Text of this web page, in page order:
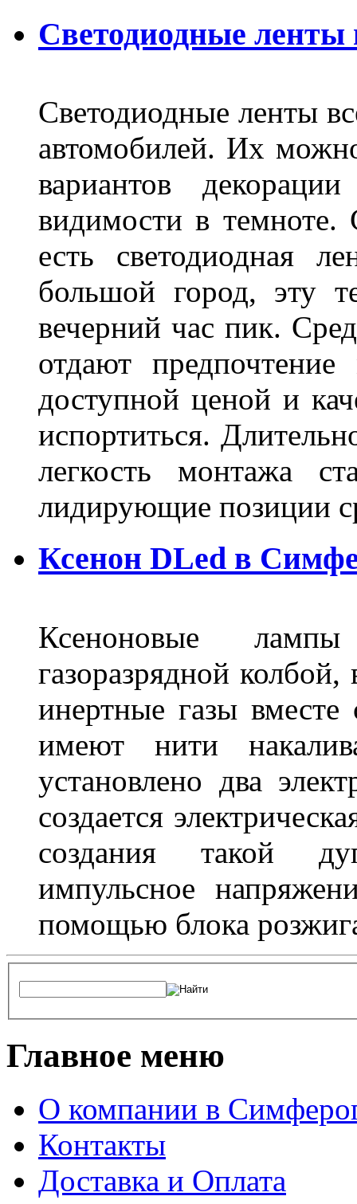
Светодиодные
Светодиодные ленты
автомобилей. Их
вариантов
видимости в темноте.
есть светодиодная
большой город, эту
вечерний час пик.
отдают
доступной ценой и
испортиться.
легкость монтажа
лидирующие
Ксенон DLed в
Ксеноновые
газоразрядной
инертные газы
имеют нити
установлено два
создается
создания такой
импульсное
помощью блока
Главное меню
О компании в
Контакты
Доставка и Оплата